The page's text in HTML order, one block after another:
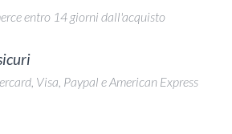
entro 14 giorni dall'acquisto
Visa, Paypal e American Express